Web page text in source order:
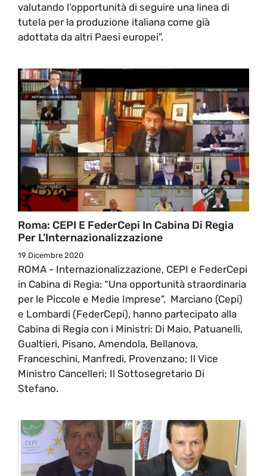
valutando l’opportunità di seguire una linea di
tutela per la produzione italiana come già
adottata da altri Paesi europei".
Roma: CEPI E FederCepi In Cabina Di Regia
Per L’Internazionalizzazione
19 Dicembre 2020
ROMA - Internazionalizzazione, CEPI e FederCepi
in Cabina di Regia: “Una opportunità straordinaria
per le Piccole e Medie Imprese". Marciano (Cepi)
e Lombardi (FederCepi), hanno partecipato alla
Cabina di Regia con i Ministri: Di Maio, Patuanelli,
Gualtieri, Pisano, Amendola, Bellanova,
Franceschini, Manfredi, Provenzano; Il Vice
Ministro Cancelleri; Il Sottosegretario Di
Stefano.